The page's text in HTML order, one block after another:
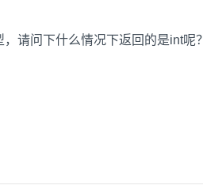
请问下什么情况下返回的是int呢？